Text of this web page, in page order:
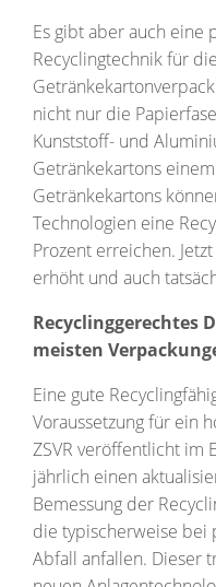
Es gibt aber auch eine
Recyclingtechnik für die
nicht nur die
Kunststoff- und
Getränkekartons
Getränkekartons
Technologien eine
Prozent erreichen.
erhöht und auch
Recyclinggerechtes
meisten
Eine gute
Voraussetzung für ein
ZSVR veröffentlicht im
jährlich einen
Bemessung der
die typischerweise bei
Abfall anfallen. Dieser